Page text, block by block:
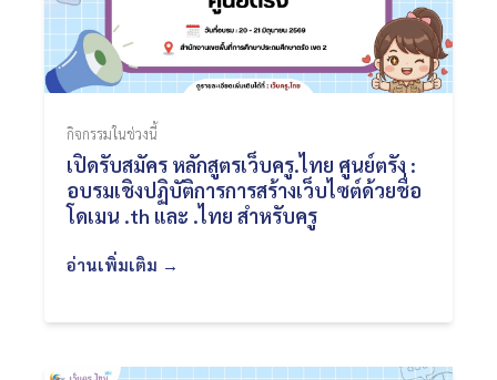
กิจกรรมในช่วงนี้
เปิดรับสมัคร หลักสูตรเว็บครู.ไทย ศูนย์ตรัง :
อบรมเชิงปฏิบัติการการสร้างเว็บไซต์ด้วยชื่อ
โดเมน .th และ .ไทย สำหรับครู
อ่านเพิ่มเติม →